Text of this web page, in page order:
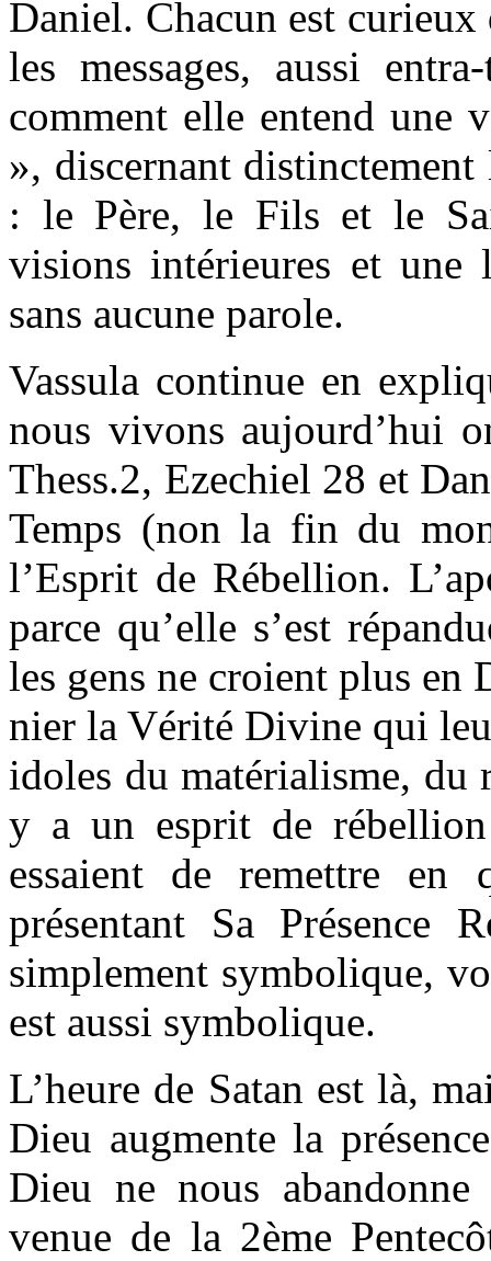
Daniel. Chacun est
les messages, aussi
comment elle entend une
», discernant
: le Père, le Fils et le
visions intérieures et une
sans aucune parole.
Vassula continue en
nous vivons aujourd’hui
Thess.2, Ezechiel 28 et
Temps (non la fin du
l’Esprit de Rébellion.
parce qu’elle s’est
les gens ne croient plus en
nier la Vérité Divine qui
idoles du matérialisme, du
y a un esprit de
essaient de remettre
présentant Sa Présence
simplement symbolique,
est aussi symbolique.
L’heure de Satan est là,
Dieu augmente la
Dieu ne nous
venue de la 2ème